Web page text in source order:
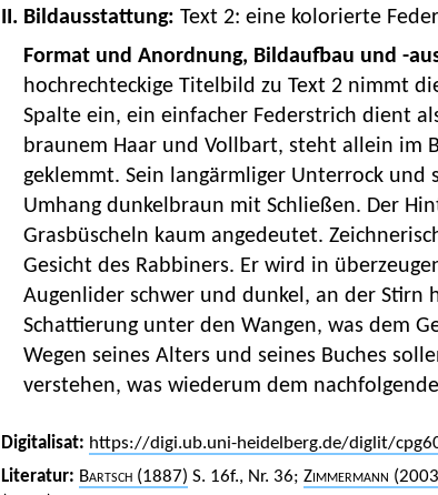
II. Bildausstattung: Text 2: eine kolorierte
Format und Anordnung, Bildaufbau und -
hochrechteckige Titelbild zu Text 2 nimmt
Spalte ein, ein einfacher Federstrich dient
braunem Haar und Vollbart, steht allein im
geklemmt. Sein langärmliger Unterrock und
Umhang dunkelbraun mit Schließen. Der
Grasbüscheln kaum angedeutet.
Gesicht des Rabbiners. Er wird in
Augenlider schwer und dunkel, an der Stirn
Schattierung unter den Wangen, was dem
Wegen seines Alters und seines Buches
verstehen, was wiederum dem
Digitalisat: https://digi.ub.uni-heidelberg.de/diglit/
Literatur: Bartsch(1887) S. 16f., Nr. 36; Zimmermann